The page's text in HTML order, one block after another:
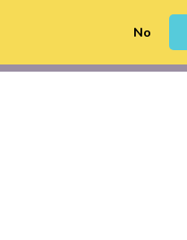
No
Inscription